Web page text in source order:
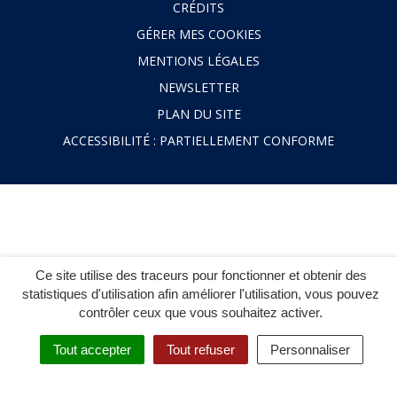
Ce site utilise des traceurs pour fonctionner et obtenir des
statistiques d'utilisation afin améliorer l'utilisation, vous pouvez
contrôler ceux que vous souhaitez activer.
Tout accepter Tout refuser Personnaliser
CRÉDITS
GÉRER MES COOKIES
MENTIONS LÉGALES
NEWSLETTER
PLAN DU SITE
ACCESSIBILITÉ : PARTIELLEMENT CONFORME